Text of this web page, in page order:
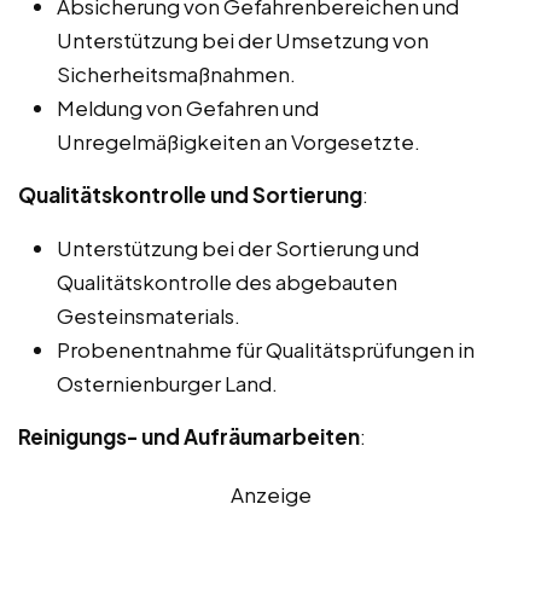
Absicherung von Gefahrenbereichen und
Unterstützung bei der Umsetzung von
Sicherheitsmaßnahmen.
Meldung von Gefahren und
Unregelmäßigkeiten an Vorgesetzte.
Qualitätskontrolle und Sortierung:
Unterstützung bei der Sortierung und
Qualitätskontrolle des abgebauten
Gesteinsmaterials.
Probenentnahme für Qualitätsprüfungen in
Osternienburger Land.
Reinigungs- und Aufräumarbeiten:
Anzeige